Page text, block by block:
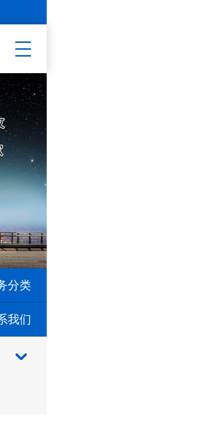
分类
我们